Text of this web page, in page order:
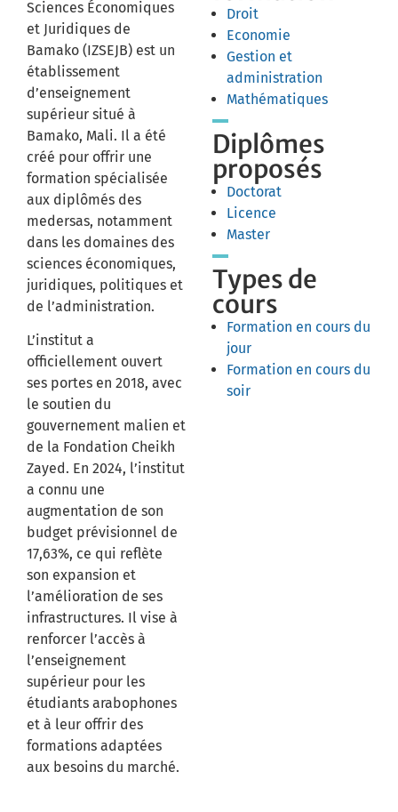
Sciences Économiques
et Juridiques de
Bamako (IZSEJB) est un
établissement
d’enseignement
supérieur situé à
Bamako, Mali. Il a été
créé pour offrir une
formation spécialisée
aux diplômés des
medersas, notamment
dans les domaines des
sciences économiques,
juridiques, politiques et
de l’administration.
L’institut a
officiellement ouvert
ses portes en 2018, avec
le soutien du
gouvernement malien et
de la Fondation Cheikh
Zayed. En 2024, l’institut
a connu une
augmentation de son
budget prévisionnel de
17,63%, ce qui reflète
son expansion et
l’amélioration de ses
infrastructures. Il vise à
renforcer l’accès à
l’enseignement
supérieur pour les
étudiants arabophones
et à leur offrir des
formations adaptées
aux besoins du marché.
Droit
Economie
Gestion et
administration
Mathématiques
Diplômes
proposés
Doctorat
Licence
Master
Types de
cours
Formation en cours du
jour
Formation en cours du
soir